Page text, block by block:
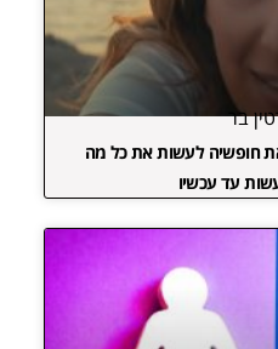
חופשיה לעשות את כל מה
עד עכשיו